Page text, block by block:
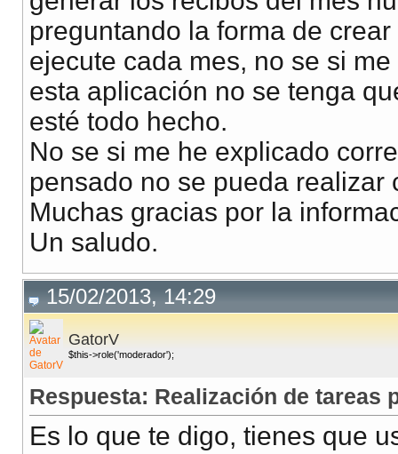
preguntando la forma de
ejecute cada mes, no se si
esta aplicación no se tenga
esté todo hecho.
No se si me he explicado
pensado no se pueda realizar
Muchas gracias por la
Un saludo.
15/02/2013, 14:29
GatorV
$this->role('moderador');
Respuesta: Realización de tareas
Es lo que te digo, tienes que